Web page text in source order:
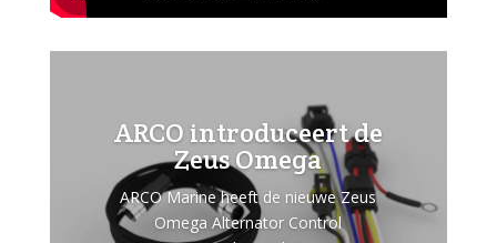
ARCO introduceert de
Zeus Omega
ARCO Marine heeft de nieuwe Zeus
Omega Alternator Control